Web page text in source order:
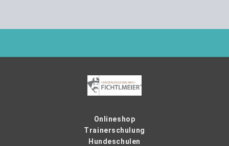
Onlineshop
Trainerschulung
Hundeschulen